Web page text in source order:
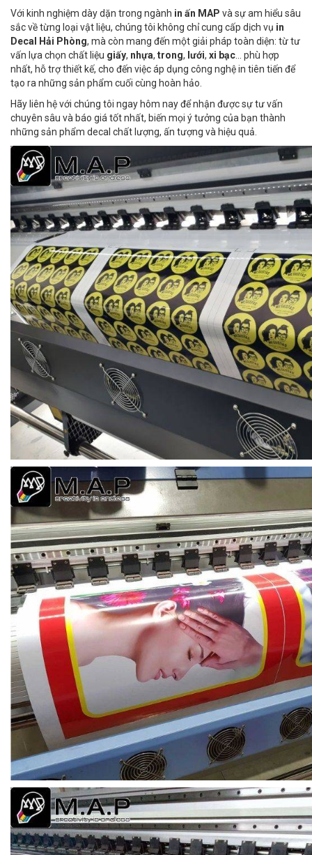
Với kinh nghiệm dày dặn trong ngành in ấn MAP và sự am hiểu sâu
sắc về từng loại vật liệu, chúng tôi không chỉ cung cấp dịch vụ in
Decal Hải Phòng, mà còn mang đến một giải pháp toàn diện: từ tư
vấn lựa chọn chất liệu giấy, nhựa, trong, lưới, xi bạc ... phù hợp
nhất, hỗ trợ thiết kế, cho đến việc áp dụng công nghệ in tiên tiến để
tạo ra những sản phẩm cuối cùng hoàn hảo.
Hãy liên hệ với chúng tôi ngay hôm nay để nhận được sự tư vấn
chuyên sâu và báo giá tốt nhất, biến mọi ý tưởng của bạn thành
những sản phẩm decal chất lượng, ấn tượng và hiệu quả.